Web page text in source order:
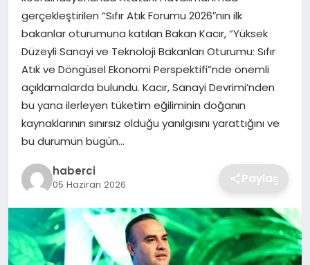
SIYASET
SPOR
TEKNOLOJI
YAŞAM
gerçekleştirilen “Sıfır Atık Forumu 2026″nın ilk
bakanlar oturumuna katılan Bakan Kacır, “Yüksek
Düzeyli Sanayi ve Teknoloji Bakanları Oturumu: Sıfır
Atık ve Döngüsel Ekonomi Perspektifi”nde önemli
açıklamalarda bulundu. Kacır, Sanayi Devrimi’nden
bu yana ilerleyen tüketim eğiliminin doğanın
kaynaklarının sınırsız olduğu yanılgısını yarattığını ve
bu durumun bugün…
haberci
05 Haziran 2026 Paylaş